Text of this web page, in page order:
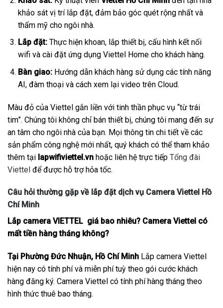
khảo sát vị trí lắp đặt, đảm bảo góc quét rộng nhất và
thẩm mỹ cho ngôi nhà.
Lắp đặt:Thực hiện khoan, lắp thiết bị, cấu hình kết nối
wifi và cài đặt ứng dụng Viettel Home cho khách hàng.
Bàn giao:Hướng dẫn khách hàng sử dụng các tính năng
AI, đàm thoại và cách xem lại video trên Cloud.
Màu đỏ của Viettel gắn liền với tinh thần phục vụ “từ trái
tim”. Chúng tôi không chỉ bán thiết bị, chúng tôi mang đến sự
an tâm cho ngôi nhà của bạn. Mọi thông tin chi tiết về các
sản phẩm công nghệ mới nhất, quý khách có thể tham khảo
thêm tại lapwifiviettel.vn hoặc liên hệ trực tiếp Tổng đài
Viettel để được hỗ trợ hỏa tốc.
Câu hỏi thường gặp về lắp đặt dịch vụ Camera Viettel Hồ
Chí Minh
Lắp camera VIETTEL giá bao nhiêu? Camera Viettel có
mất tiền hàng tháng không?
Tại Phường Đức Nhuận, Hồ Chí Minh Lắp camera Viettel
hiện nay có tính phí và miễn phí tuỳ theo gói cước khách
hàng đăng ký. Camera Viettel có tính phí hàng tháng theo
hình thức thuê bao tháng.